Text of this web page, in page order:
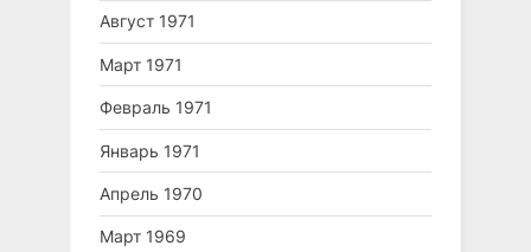
Август 1971
Март 1971
Февраль 1971
Январь 1971
Апрель 1970
Март 1969